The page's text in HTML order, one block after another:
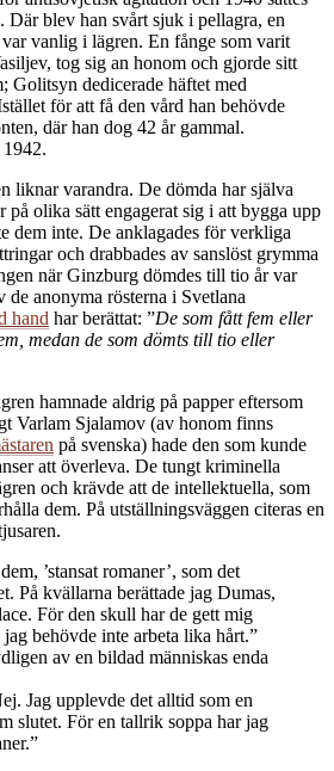
Där blev han svårt sjuk i pellagra, en
vanlig i lägren. En fånge som varit
tog sig an honom och gjorde sitt
Golitsyn dedicerade häftet med
för att få den vård han behövde
där han dog 42 år gammal.
liknar varandra. De dömda har själva
på olika sätt engagerat sig i att bygga upp
dem inte. De anklagades för verkliga
och drabbades av sanslöst grymma
när Ginzburg dömdes till tio år var
de anonyma rösterna i Svetlana
hand har berättat: ”De som fått fem eller
medan de som dömts till tio eller
hamnade aldrig på papper eftersom
Varlam Sjalamov (av honom finns
på svenska) hade den som kunde
att överleva. De tungt kriminella
och krävde att de intellektuella, som
dem. På utställningsväggen citeras en
’stansat romaner’, som det
På kvällarna berättade jag Dumas,
För den skull har de gett mig
behövde inte arbeta lika hårt.”
av en bildad människas enda
Jag upplevde det alltid som en
slutet. För en tallrik soppa har jag